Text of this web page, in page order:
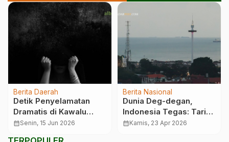
Berita Daerah
Detik Penyelamatan
Dramatis di Kawalu
Tasikmalaya
calendar_monthSenin, 15 Jun 2026
Berita Nasional
Dunia Deg-degan,
Indonesia Tegas: Tarif
Selat Malaka Belum
calendar_monthKamis, 23 Apr 2026